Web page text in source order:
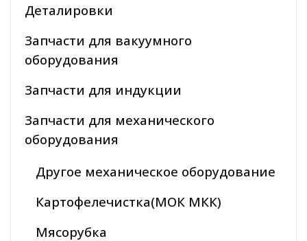
Деталировки
Запчасти для вакуумного
оборудования
Запчасти для индукции
Запчасти для механического
оборудования
Другое механическое оборудование
Картофелечистка(МОК МКК)
Мясорубка